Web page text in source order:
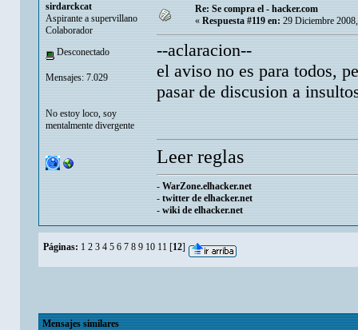
sirdarckcat
Aspirante a supervillano
Colaborador
Desconectado
Mensajes: 7.029
No estoy loco, soy
mentalmente divergente
Re: Se compra el - hacker.com
« Respuesta #119 en: 29 Diciembre
--aclaracion--
el aviso no es para todos,
pasar de discusion a
Leer reglas
- WarZone.elhacker.net
- twitter de elhacker.net
- wiki de elhacker.net
Páginas: 1 2 3 4 5 6 7 8 9 10 11 [12]
Mensajes similares